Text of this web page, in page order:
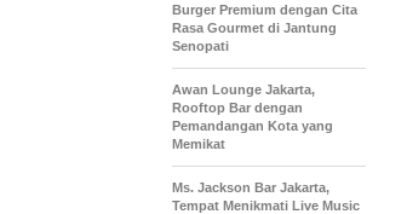
Burger Premium dengan Cita
Rasa Gourmet di Jantung
Senopati
Awan Lounge Jakarta,
Rooftop Bar dengan
Pemandangan Kota yang
Memikat
Ms. Jackson Bar Jakarta,
Tempat Menikmati Live Music